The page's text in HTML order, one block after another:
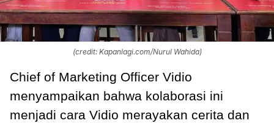
(credit: Kapanlagi.com/Nurul Wahida)
Chief of Marketing Officer Vidio
menyampaikan bahwa kolaborasi ini
menjadi cara Vidio merayakan cerita dan